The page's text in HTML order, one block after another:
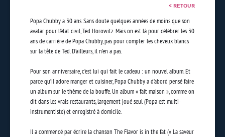
< RETOUR
Popa Chubby a 30 ans. Sans doute quelques années de moins que son
avatar pour l’état civil, Ted Horowitz. Mais on est là pour célébrer les 30
ans de carrière de Popa Chubby, pas pour compter les cheveux blancs
sur la tête de Ted. D’ailleurs, il n’en a pas.
Pour son anniversaire, c’est lui qui fait le cadeau : un nouvel album. Et
parce qu’il adore manger et cuisiner, Popa Chubby a d’abord pensé faire
un album sur le thème de la bouffe. Un album « fait maison », comme on
dit dans les vrais restaurants, largement joué seul (Popa est multi-
instrumentiste) et enregistré à domicile.
Il a commencé par écrire la chanson The Flavor is in the fat (« La saveur